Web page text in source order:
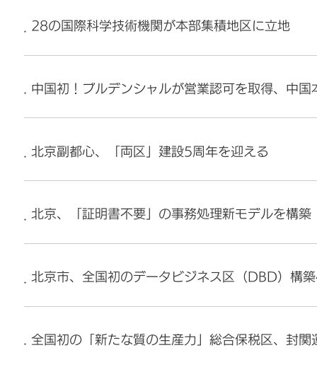
28の国際科学技術機関が本部集積地区に立地
中国初！プルデンシャルが営業認可を取得、中
北京副都心、「両区」建設5周年を迎える
北京、「証明書不要」の事務処理新モデルを構築
北京市、全国初のデータビジネス区（DBD）構
全国初の「新たな質の生産力」総合保税区、封関